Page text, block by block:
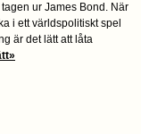
ur James Bond. När
i ett världspolitiskt spel
är det lätt att låta